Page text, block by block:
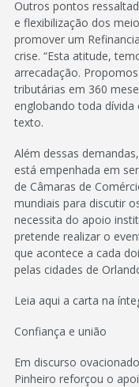
Outros pontos
e flexibilização dos
promover um
crise. “Esta atitude,
arrecadação.
tributárias em 360
englobando toda dívida
texto.
Além dessas
está empenhada em
de Câmaras de
mundiais para discutir
necessita do apoio
pretende realizar o
que acontece a cada
pelas cidades de
Leia aqui a carta na
Confiança e união
Em discurso
Pinheiro reforçou o